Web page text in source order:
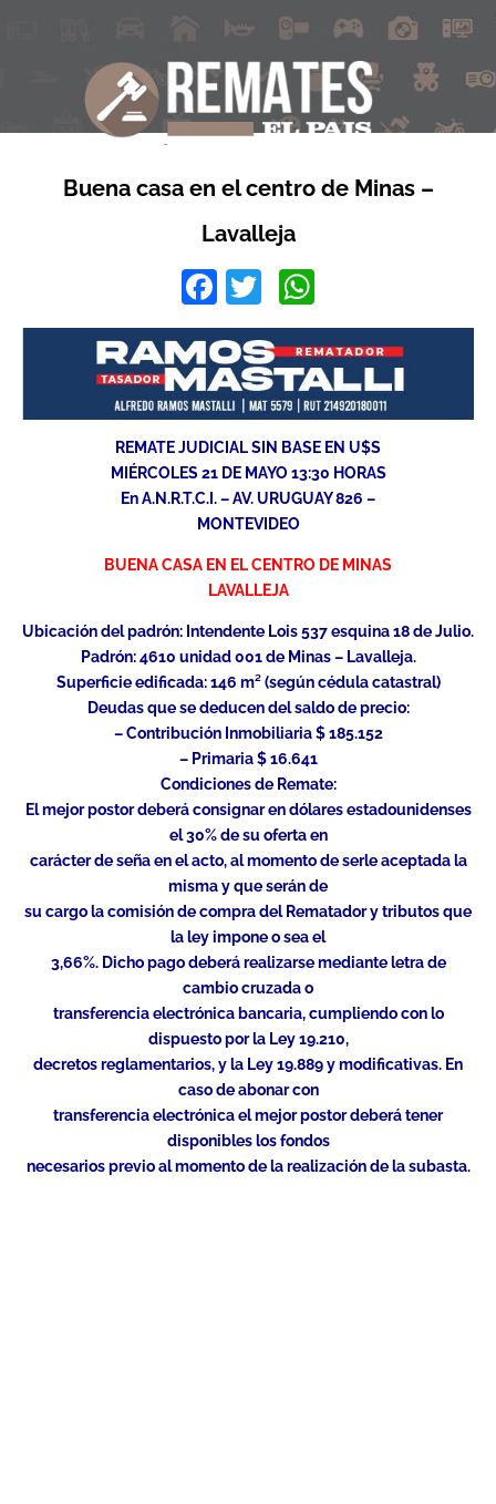
Buena casa en el centro de Minas –
Lavalleja
Facebook
Twitter
REMATE JUDICIAL SIN BASE EN U$S
MIÉRCOLES 21 DE MAYO 13:30 HORAS
En A.N.R.T.C.I. – AV. URUGUAY 826 –
MONTEVIDEO
BUENA CASA EN EL CENTRO DE MINAS
LAVALLEJA
Ubicación del padrón: Intendente Lois 537 esquina 18 de Julio.
Padrón: 4610 unidad 001 de Minas – Lavalleja.
Superficie edificada: 146 m² (según cédula catastral)
Deudas que se deducen del saldo de precio:
– Contribución Inmobiliaria $ 185.152
– Primaria $ 16.641
Condiciones de Remate:
El mejor postor deberá consignar en dólares estadounidenses
el 30% de su oferta en
carácter de seña en el acto, al momento de serle aceptada la
misma y que serán de
su cargo la comisión de compra del Rematador y tributos que
la ley impone o sea el
3,66%. Dicho pago deberá realizarse mediante letra de
cambio cruzada o
transferencia electrónica bancaria, cumpliendo con lo
dispuesto por la Ley 19.210,
decretos reglamentarios, y la Ley 19.889 y modificativas. En
caso de abonar con
transferencia electrónica el mejor postor deberá tener
disponibles los fondos
necesarios previo al momento de la realización de la subasta.